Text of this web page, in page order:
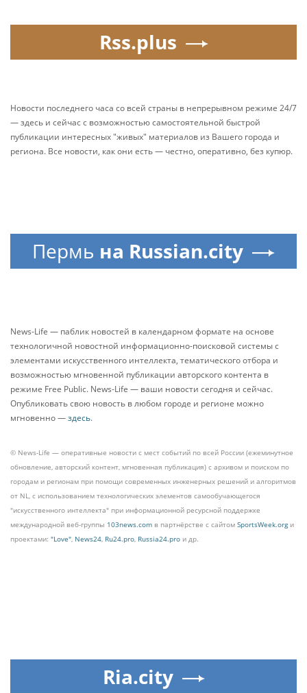
Rss.plus
Новости последнего часа со всей страны в непрерывном режиме 24/7
— здесь и сейчас с возможностью самостоятельной быстрой
публикации интересных "живых" материалов из Вашего города и
региона. Все новости, как они есть — честно, оперативно, без купюр.
Пермь на Russian.city
News-Life — паблик новостей в календарном формате на основе
технологичной новостной информационно-поисковой системы с
элементами искусственного интеллекта, тематического отбора и
возможностью мгновенной публикации авторского контента в
режиме Free Public. News-Life — ваши новости сегодня и сейчас.
Опубликовать свою новость в любом городе и регионе можно
мгновенно —здесь.
© News-Life — оперативные новости с мест событий по всей России (ежеминутное
обновление, авторский контент, мгновенная публикация) с архивом и поиском по
городам и регионам при помощи современных инженерных решений и алгоритмов
от NL, с использованием технологических элементов самообучающегося
"искусственного интеллекта" при информационной ресурсной поддержке
международной веб-группы 103news.com в партнёрстве с сайтом SportsWeek.orgи
проектами: "Love", News24, Ru24.pro, Russia24.pro и др.
Ria.city